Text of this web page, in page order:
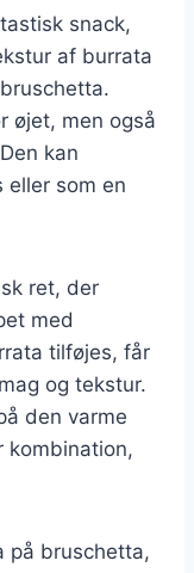
snack,
af burrata
øjet, men også
kan
eller som en
ret, der
med
tilføjes, får
og tekstur.
den varme
kombination,
på bruschetta,